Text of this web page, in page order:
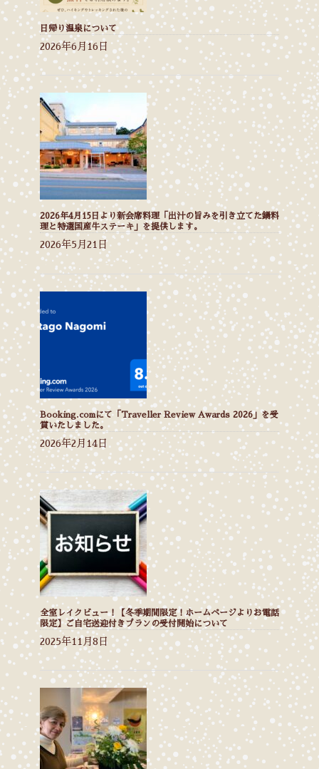
日帰り温泉について
2026年6月16日
2026年4月15日より新会席料理「出汁の旨みを引き立てた鍋料
理と特選国産牛ステーキ」を提供します。
2026年5月21日
Booking.comにて「Traveller Review Awards 2026」を受
賞いたしました。
2026年2月14日
全室レイクビュー！【冬季期間限定！ホームページよりお電話
限定】ご自宅送迎付きプランの受付開始について
2025年11月8日